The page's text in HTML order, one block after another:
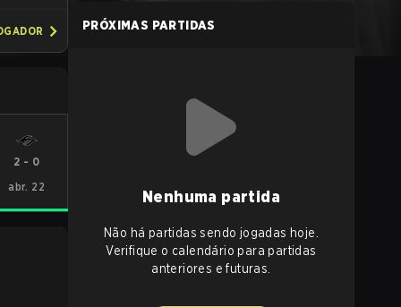
2 - 0
abr. 22
PRÓXIMAS PARTIDAS
Nenhuma partida
Não há partidas sendo jogadas hoje.
Verifique o calendário para partidas
anteriores e futuras.